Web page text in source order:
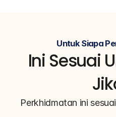
Untuk Siapa
Ini Sesuai
Perkhidmatan ini